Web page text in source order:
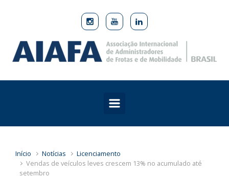
Skip to main content
Início Notícias
Licenciamento
Vendas de veículos leves crescem 13% no acumulado até
setembro